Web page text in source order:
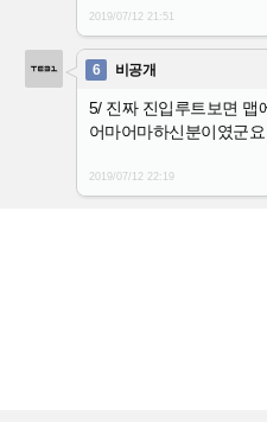
2019/07/12 21:51
6 비공개
5/ 진짜 진입루트보면 맵
어마어마하신분이였군
2019/07/12 22:19